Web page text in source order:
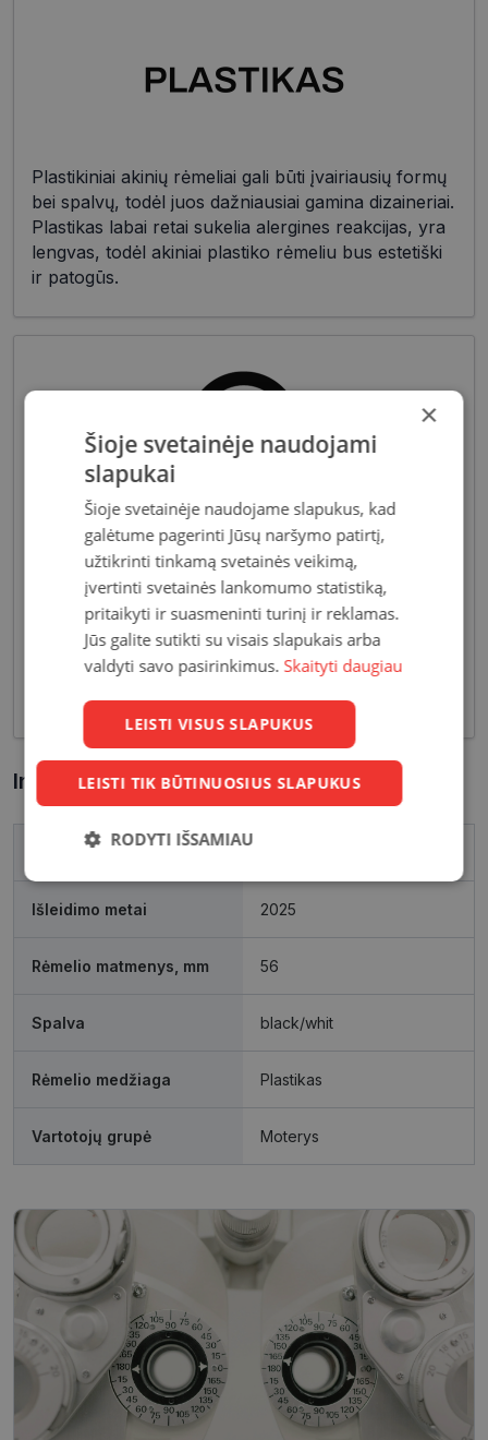
Plastikiniai akinių rėmeliai gali būti įvairiausių formų
bei spalvų, todėl juos dažniausiai gamina dizaineriai.
Plastikas labai retai sukelia alergines reakcijas, yra
lengvas, todėl akiniai plastiko rėmeliu bus estetiški
ir patogūs.
Akiniai moterims dažniausiai pasižymi subtiliais
dizaino elementais, suteikiančiais harmoningą bei
moterišką įvaizdį. Šiandien dienai stilių bei medžiagų
įvairovė leidžia akinių dizaineriams pristatyti Jums
tiek klasikinių, tiek netikėčiausių ir drąsiausių
sprendimų akinių rėmelių. Tai ne tik regėjimo
korekcija, tačiau ir stilingas kasdieninės išvaizdos
akcentas.
Informacija apie prekę
Prekės ženklas
Išleidimo metai 2025
Rėmelio matmenys, mm 56
Spalva black/whit
Rėmelio medžiaga Plastikas
Vartotojų grupė Moterys
×
Šioje svetainėje naudojami
slapukai
Šioje svetainėje naudojame slapukus, kad
galėtume pagerinti Jūsų naršymo patirtį,
užtikrinti tinkamą svetainės veikimą,
įvertinti svetainės lankomumo statistiką,
pritaikyti ir suasmeninti turinį ir reklamas.
Jūs galite sutikti su visais slapukais arba
valdyti savo pasirinkimus. Skaityti daugiau
LEISTI VISUS SLAPUKUS
LEISTI TIK BŪTINUOSIUS SLAPUKUS
RODYTI IŠSAMIAU
Būtinieji
slapukai
Statistikos
slapukai
Rinkodaros
Neklasifikuoti slapukai
Šie slapukai yra būtini, kad galėtumėte naršyti
svetainės turinį bei naudotis jo funkcijomis. Šie
slapukai atpažįsta Jūsų įrenginį, tačiau neatskleidžia
Jūsų tapatybės, taip pat nerenka informacijos. Be šių
slapukų tinklalapis neveiks tinkamai. Šie slapukai
saugomi Jūsų įrenginyje, kol slapukai atlieka savo
funkcijas, bet ne ilgiau kaip dvejus metus.
Šie būtinieji slapukai nustatomi automatiškai.
Pavadinimas
Teikėjas / Galiojimas